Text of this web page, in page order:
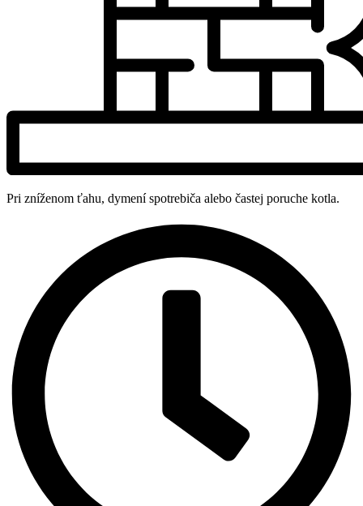
Pri zníženom ťahu, dymení spotrebiča alebo častej poruche kotla.